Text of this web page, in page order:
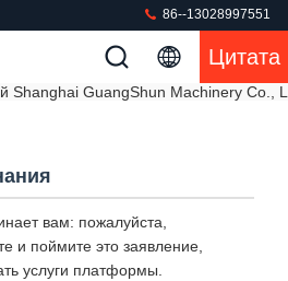
86--13028997551
Цитата
Shanghai GuangShun Machinery Co.,
вам: пожалуйста,
и поймите это заявление,
услуги платформы.